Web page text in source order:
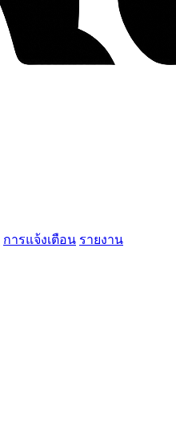
การแจ้งเตือน รายงาน